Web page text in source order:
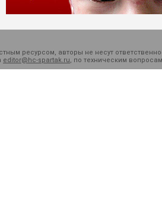
ресурсом, авторы не несут
editor@hc-spartak.ru, по техническим